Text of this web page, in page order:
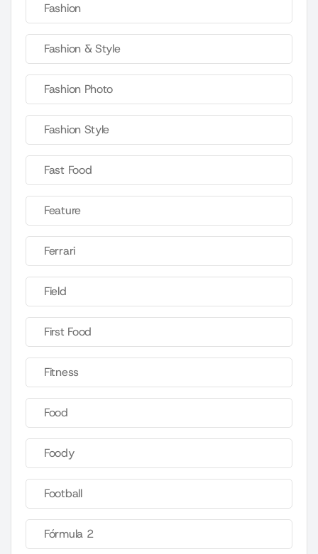
Fashion
Fashion & Style
Fashion Photo
Fashion Style
Fast Food
Feature
Ferrari
Field
First Food
Fitness
Food
Foody
Football
Fórmula 2